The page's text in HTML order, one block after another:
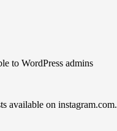
to WordPress admins
available on instagram.com.